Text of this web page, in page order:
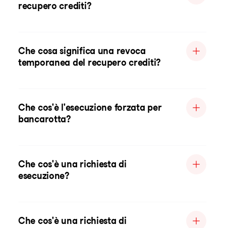
recupero crediti?
Che cosa significa una revoca
temporanea del recupero crediti?
Che cos'è l'esecuzione forzata per
bancarotta?
Che cos'è una richiesta di
esecuzione?
Che cos'è una richiesta di